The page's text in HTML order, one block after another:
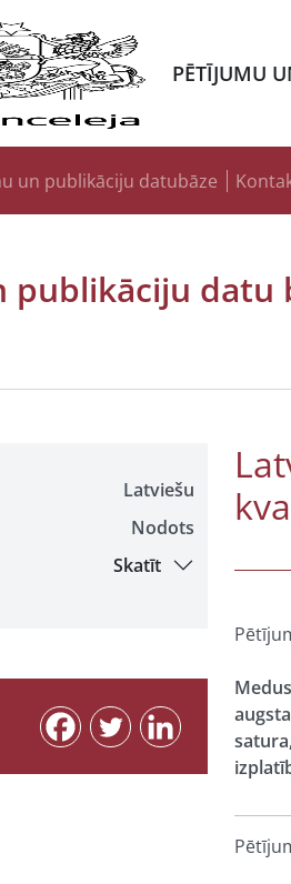
PĒTĪJUMU
un publikāciju datubāze
publikāciju datu
Latviešu
Nodots
Skatīt